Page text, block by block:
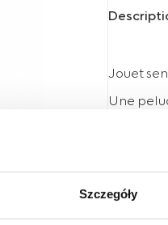
Szczegóły
Jouet
Une
Une
Il
Le
Notre
Les
sons, en